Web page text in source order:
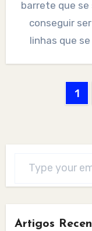
barrete que se
conseguir
linhas que
1
Artigos